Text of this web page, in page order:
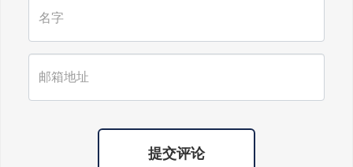
提交评论